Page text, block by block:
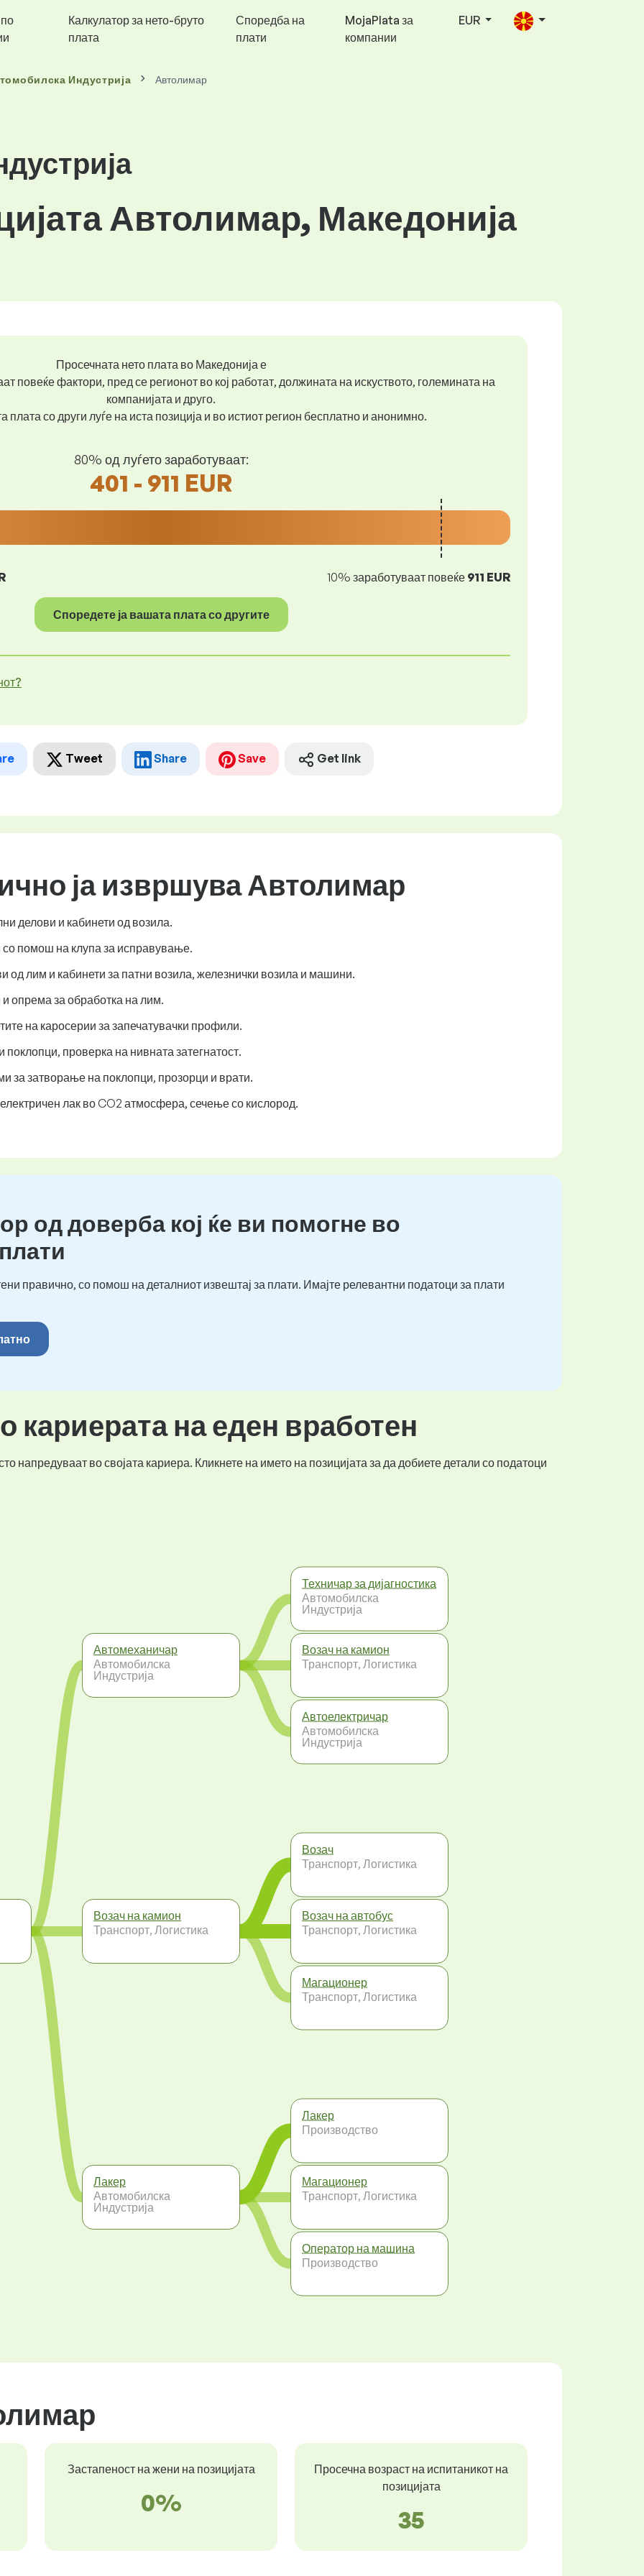
Калкулатор за нето-бруто
плата
Споредба на
плати
MojaPlata за
компании
EUR
Индустрија Автолимар
Автолимар, Македонија
Просечната нето плата во Македонија е
повеќе фактори, пред се регионот во кој работат, должината на искуството, големината на
компанијата и друго.
плата со други луѓе на иста позиција и во истиот регион бесплатно и анонимно.
80% од луѓето заработуваат:
401 - 911 EUR
10% заработуваат повеќе 911 EUR
Споредете ја вашата плата со другите
Tweet Share Save Get link
ја извршува Автолимар
делови и кабинети од возила.
помош на клупа за исправување.
од лим и кабинети за патни возила, железнички возила и машини.
опрема за обработка на лим.
на каросерии за запечатувачки профили.
проверка на нивната затегнатост.
за затворање на поклопци, прозорци и врати.
лак во CO2 атмосфера, сечење со кислород.
од доверба кој ќе ви помогне во
правично, со помош на деталниот извештај за плати. Имајте релевантни податоци за плати
кариерата на еден вработен
напредуваат во својата кариера. Кликнете на името на позицијата за да добиете детали со податоци
Автомеханичар
Автомобилска
Индустрија
Возач на камион
Транспорт, Логистика
Лакер
Автомобилска
Индустрија
Техничар за дијагностика
Автомобилска
Индустрија
Возач на камион
Транспорт, Логистика
Автоелектричар
Автомобилска
Индустрија
Возач
Транспорт, Логистика
Возач на автобус
Транспорт, Логистика
Магационер
Транспорт, Логистика
Лакер
Производство
Магационер
Транспорт, Логистика
Оператор на машина
Производство
Застапеност на жени на позицијата
0%
Просечна возраст на испитаникот на
позицијата
35